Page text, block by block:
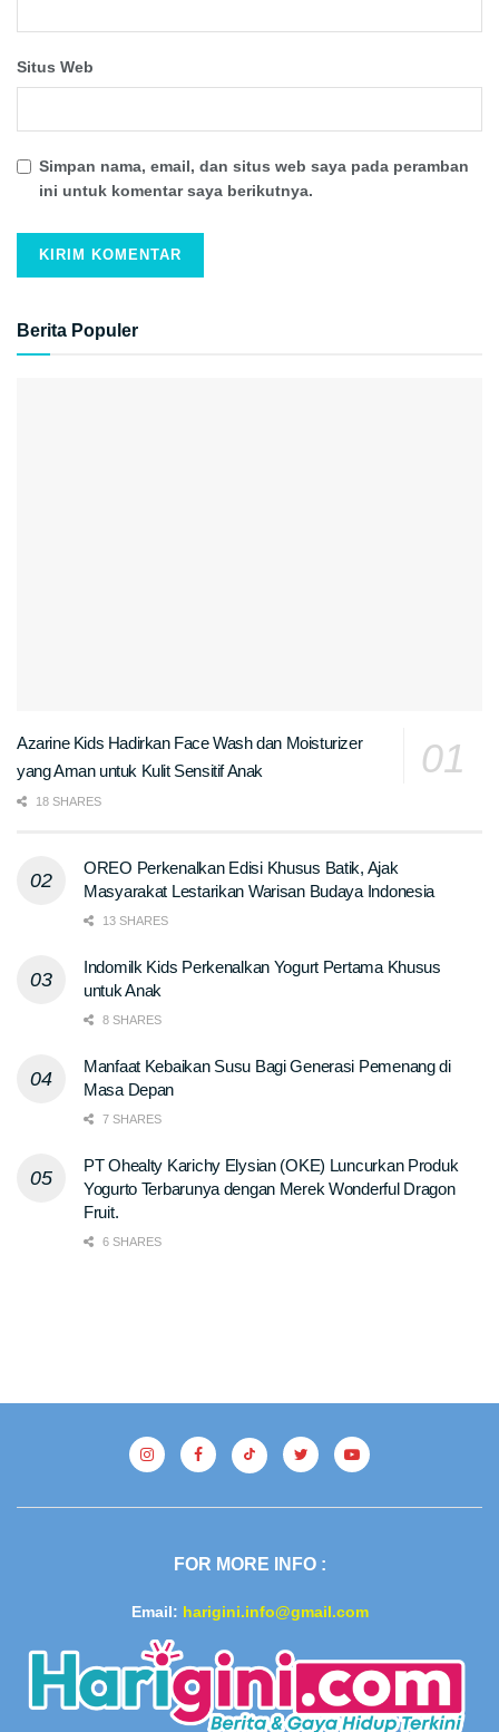
Situs Web
Simpan nama, email, dan situs web saya pada peramban
ini untuk komentar saya berikutnya.
Berita Populer
Azarine Kids Hadirkan Face Wash dan Moisturizer
yang Aman untuk Kulit Sensitif Anak
18 SHARES
OREO Perkenalkan Edisi Khusus Batik, Ajak
Masyarakat Lestarikan Warisan Budaya Indonesia
13 SHARES
Indomilk Kids Perkenalkan Yogurt Pertama Khusus
untuk Anak
8 SHARES
Manfaat Kebaikan Susu Bagi Generasi Pemenang di
Masa Depan
7 SHARES
PT Ohealty Karichy Elysian (OKE) Luncurkan Produk
Yogurto Terbarunya dengan Merek Wonderful Dragon
Fruit.
6 SHARES
FOR MORE INFO :
Email: harigini.info@gmail.com